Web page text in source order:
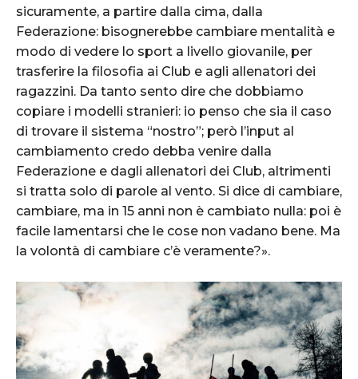
sicuramente, a partire dalla cima, dalla
Federazione: bisognerebbe cambiare mentalità e
modo di vedere lo sport a livello giovanile, per
trasferire la filosofia ai Club e agli allenatori dei
ragazzini. Da tanto sento dire che dobbiamo
copiare i modelli stranieri: io penso che sia il caso
di trovare il sistema “nostro”; però l’input al
cambiamento credo debba venire dalla
Federazione e dagli allenatori dei Club, altrimenti
si tratta solo di parole al vento. Si dice di cambiare,
cambiare, ma in 15 anni non è cambiato nulla: poi è
facile lamentarsi che le cose non vadano bene. Ma
la volontà di cambiare c’è veramente?».